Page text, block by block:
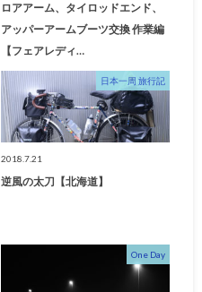
ロアアーム、タイロッドエンド、
アッパーアームブーツ交換 作業編
【フェアレディ…
日本一周 旅行記
2018.7.21
逆風の太刀【北海道】
One Day